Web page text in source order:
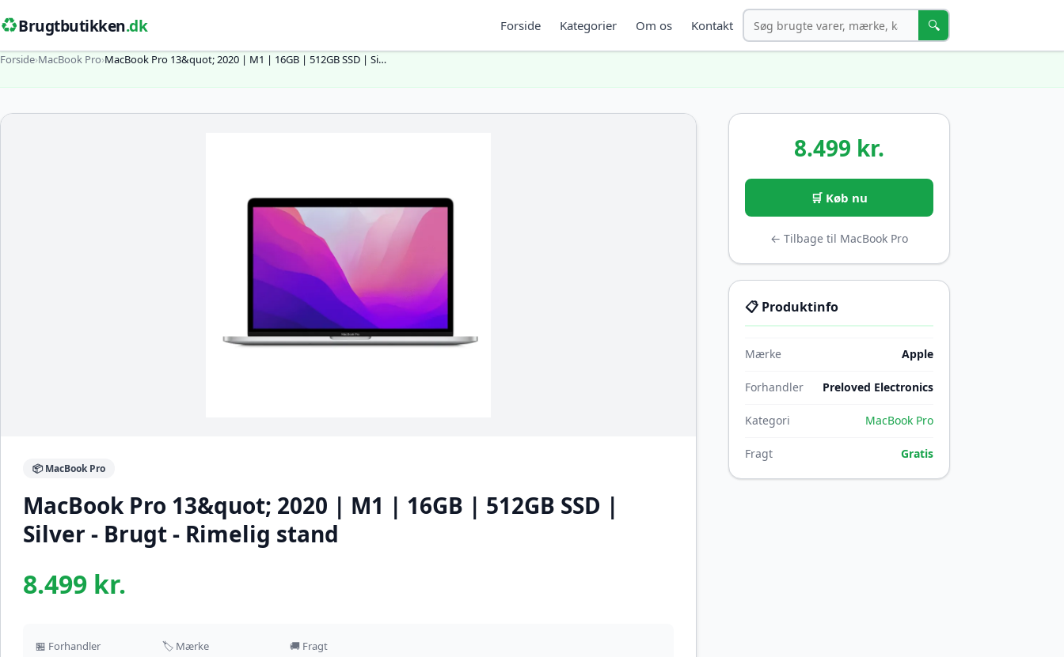
♻️Brugtbutikken.dk Forside Kategorier Om os Kontakt Søg 🔍
Forside›MacBook Pro›MacBook Pro 13&quot; 2020 | M1 | 16GB | 512GB SSD | Si…
📦 MacBook Pro
MacBook Pro 13&quot; 2020 | M1 | 16GB | 512GB SSD |
Silver - Brugt - Rimelig stand
8.499 kr.
🏪 Forhandler 🏷️ Mærke 🚚 Fragt
8.499 kr.
🛒 Køb nu
← Tilbage til MacBook Pro
📋 Produktinfo
Mærke Apple
Forhandler Preloved Electronics
Kategori MacBook Pro
Fragt Gratis